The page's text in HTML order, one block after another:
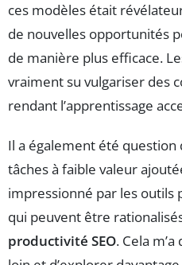
ces modèles était
de nouvelles opportunités
de manière plus efficace.
vraiment su vulgariser des
rendant l’apprentissage
Il a également été question
tâches à faible valeur
impressionné par les outils
qui peuvent être
productivité SEO. Cela